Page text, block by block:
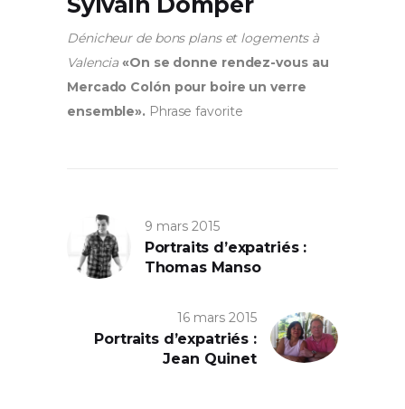
Dénicheur de bons plans et logements à
Valencia «On se donne rendez-vous au
Mercado Colón pour boire un verre
ensemble». Phrase favorite
9 mars 2015
Portraits d’expatriés :
Thomas Manso
16 mars 2015
Portraits d’expatriés :
Jean Quinet